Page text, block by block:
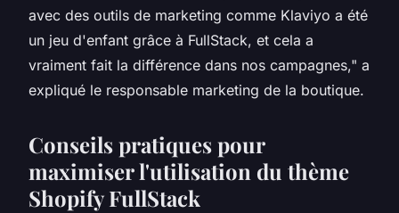
avec des outils de marketing comme Klaviyo a été
un jeu d'enfant grâce à FullStack, et cela a
vraiment fait la différence dans nos campagnes," a
expliqué le responsable marketing de la boutique.
Conseils pratiques pour
maximiser l'utilisation du thème
Shopify FullStack